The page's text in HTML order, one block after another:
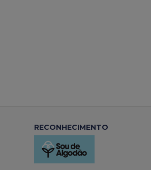
RECONHECIMENTO